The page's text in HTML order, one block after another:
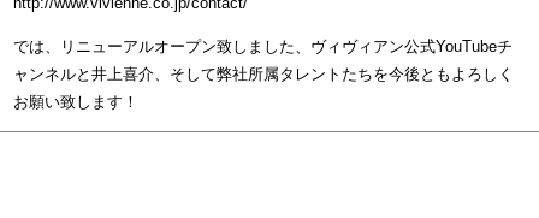
では、リニューアルオープン致しました、ヴィヴィアン公式YouTubeチ
ャンネルと井上喜介、そして弊社所属タレントたちを今後ともよろしく
お願い致します！